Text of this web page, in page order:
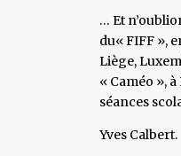
… Et
du« FIFF »,
Liège,
« Caméo »,
séances
Yves Calbert.